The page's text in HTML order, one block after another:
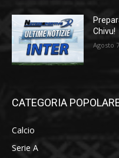
Chivu!
Agosto
CATEGORIA
Calcio
Serie A